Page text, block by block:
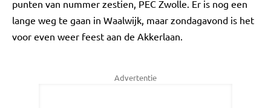
punten van nummer zestien, PEC Zwolle. Er is nog een
lange weg te gaan in Waalwijk, maar zondagavond is het
voor even weer feest aan de Akkerlaan.
Advertentie